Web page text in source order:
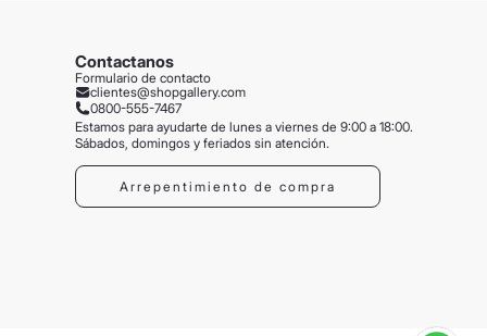
Contactanos
Formulario de contacto
clientes@shopgallery.com
0800-555-7467
Estamos para ayudarte de lunes a viernes de 9:00 a 18:00.
Sábados, domingos y feriados sin atención.
Arrepentimiento de compra